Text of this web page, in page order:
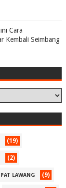
Cara
Kembali Seimbang
(19)
(2)
LAWANG (9)